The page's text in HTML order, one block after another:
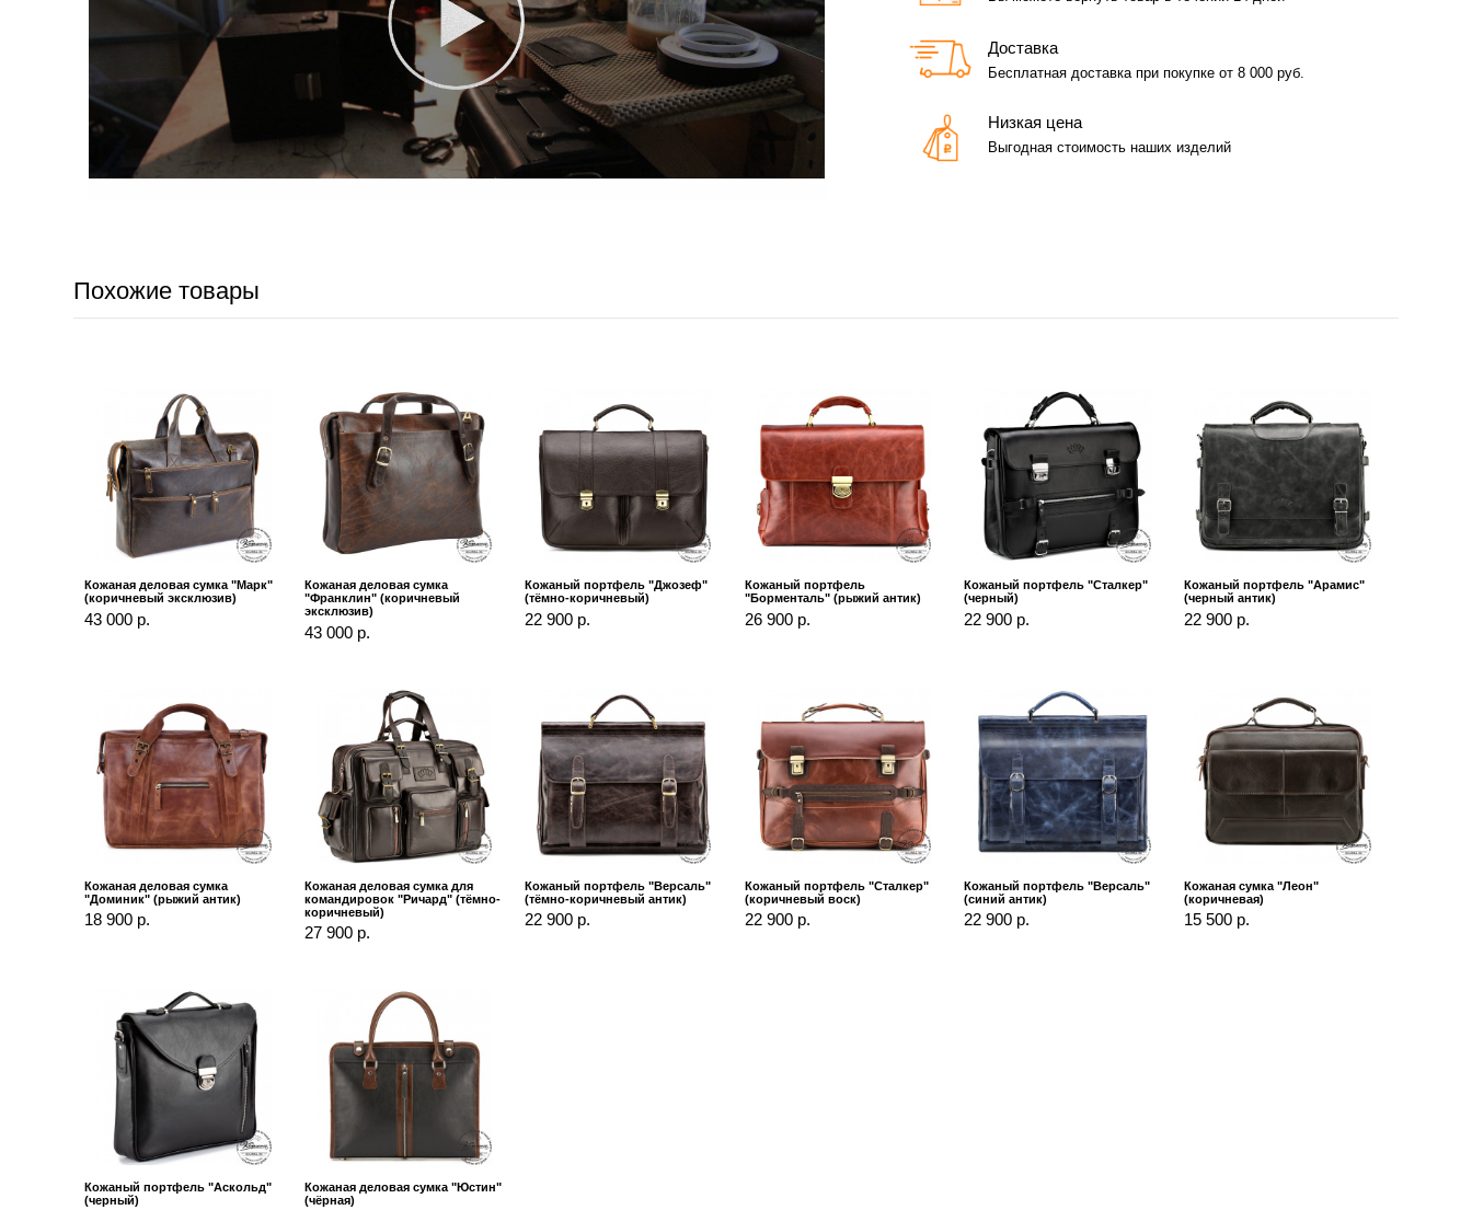
Доставка
Бесплатная доставка при покупке от 8 000 руб.
Низкая цена
Выгодная стоимость наших изделий
Похожие товары
Кожаная деловая сумка "Марк"
(коричневый эксклюзив)
43 000 р.
Кожаная деловая сумка
"Франклин" (коричневый
эксклюзив)
43 000 р.
Кожаный портфель "Джозеф"
(тёмно-коричневый)
22 900 р.
Кожаный портфель
"Борменталь" (рыжий антик)
26 900 р.
Кожаный портфель "Сталкер"
(черный)
22 900 р.
Кожаный портфель "Арамис"
(черный антик)
22 900 р.
Кожаная деловая сумка
"Доминик" (рыжий антик)
18 900 р.
Кожаная деловая сумка для
командировок "Ричард" (тёмно-
коричневый)
27 900 р.
Кожаный портфель "Версаль"
(тёмно-коричневый антик)
22 900 р.
Кожаный портфель "Сталкер"
(коричневый воск)
22 900 р.
Кожаный портфель "Версаль"
(cиний антик)
22 900 р.
Кожаная сумка "Леон"
(коричневая)
15 500 р.
Кожаный портфель "Аскольд"
(черный)
Кожаная деловая сумка "Юстин"
(чёрная)